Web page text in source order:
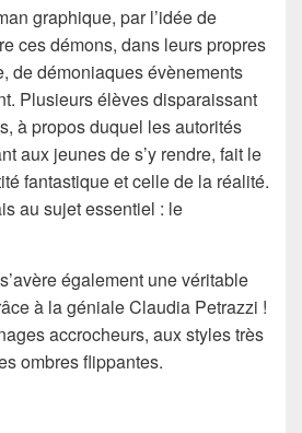
graphique, par l’idée de
ces démons, dans leurs propres
de démoniaques évènements
Plusieurs élèves disparaissant
à propos duquel les autorités
aux jeunes de s’y rendre, fait le
fantastique et celle de la réalité.
au sujet essentiel : le
également une véritable
à la géniale Claudia Petrazzi !
accrocheurs, aux styles très
ombres flippantes.